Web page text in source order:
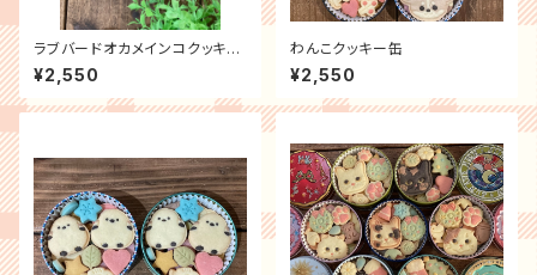
ラブバードオカメインコクッキー
缶
¥2,550
わんこクッキー缶
¥2,550